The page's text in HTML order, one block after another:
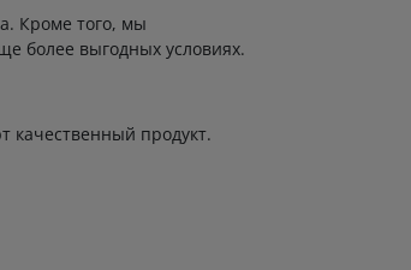
Кроме того, мы
более выгодных условиях.
качественный продукт.